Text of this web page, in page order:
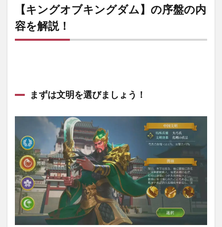
【キングオブキングダム】の序盤の内
容を解説！
まずは文明を選びましょう！